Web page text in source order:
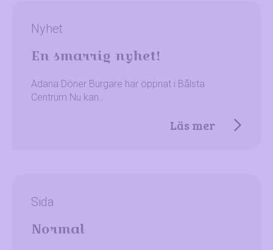
Nyhet
En smarrig nyhet!
Adana Döner Burgare har öppnat i Bålsta
Centrum Nu kan…
Läs mer
Sida
Normal